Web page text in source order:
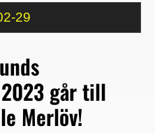
-29
går till
Merlöv!